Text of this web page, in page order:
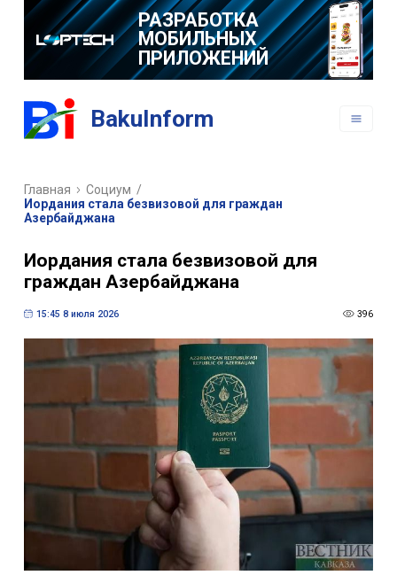
РАЗРАБОТКА
МОБИЛЬНЫХ
ПРИЛОЖЕНИЙ
BakuInform
Главная Социум /
Иордания стала безвизовой для граждан
Азербайджана
Иордания стала безвизовой для
граждан Азербайджана
15:45 8 июля 2026 396